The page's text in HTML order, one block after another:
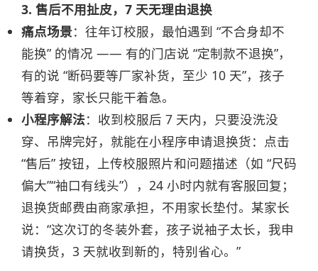
3. 售后不用扯皮，7 天无理由退换
痛点场景：往年订校服，最怕遇到 “不合身却不
能换” 的情况 —— 有的门店说 “定制款不退换”，
有的说 “断码要等厂家补货，至少 10 天”，孩子
等着穿，家长只能干着急。
小程序解法：收到校服后 7 天内，只要没洗没
穿、吊牌完好，就能在小程序申请退换货：点击
“售后” 按钮，上传校服照片和问题描述（如 “尺码
偏大”“袖口有线头”），24 小时内就有客服回复；
退换货邮费由商家承担，不用家长垫付。某家长
说：“这次订的冬装外套，孩子说袖子太长，我申
请换货，3 天就收到新的，特别省心。”